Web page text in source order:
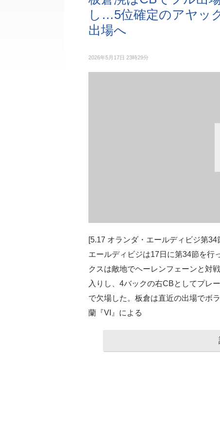
し…5位確定のアヤッ
出場へ
2026年5月17日 23時29分
[5.17 オランダ・エールディビジ第
エールディビジは17日に第34節を行
クスは敵地でヘーレンフェーンと対
入りし、4バックの右CBとしてプレ
で欠場した。板倉は直近の出場でボ
蘭『VI』による